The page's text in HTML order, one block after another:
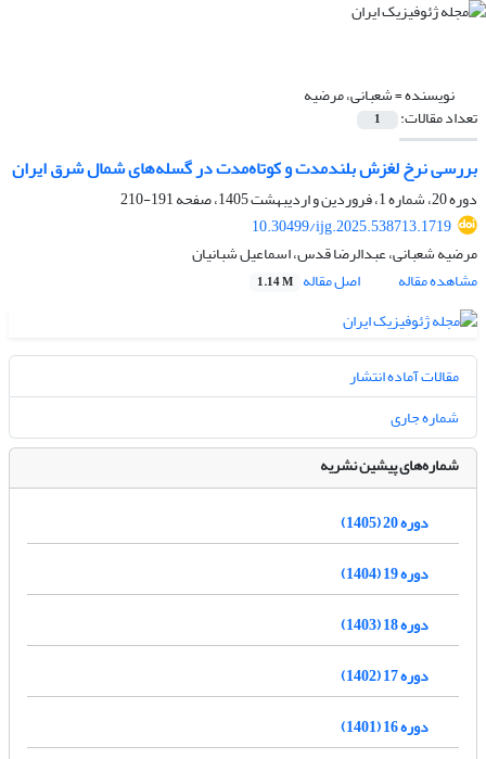
نویسنده =شعبانی، مرضیه
تعداد مقالات: 1
بررسی نرخ لغزش بلندمدت و کوتاه‌مدت در گسله‌های شمال شرق ایران
دوره 20، شماره 1، فروردین و اردیبهشت 1405، صفحه
191-210
10.30499/ijg.2025.538713.1719
مرضیه شعبانی، عبدالرضا قدس، اسماعیل شبانیان
مشاهده مقاله
اصل مقاله 1.14 M
مقالات آماده انتشار
شماره جاری
شماره‌های پیشین نشریه
دوره 20 (1405)
دوره 19 (1404)
دوره 18 (1403)
دوره 17 (1402)
دوره 16 (1401)